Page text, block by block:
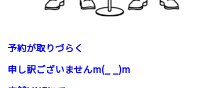
予約が取りづらく
申し訳ございませんm(_ _)m